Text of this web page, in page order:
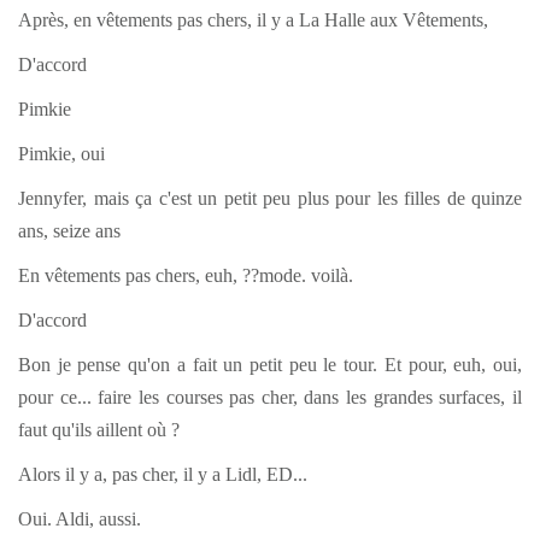
Après, en vêtements pas chers, il y a La Halle aux Vêtements,
D'accord
Pimkie
Pimkie, oui
Jennyfer, mais ça c'est un petit peu plus pour les filles de quinze
ans, seize ans
En vêtements pas chers, euh, ??mode. voilà.
D'accord
Bon je pense qu'on a fait un petit peu le tour. Et pour, euh, oui,
pour ce... faire les courses pas cher, dans les grandes surfaces, il
faut qu'ils aillent où ?
Alors il y a, pas cher, il y a Lidl, ED...
Oui. Aldi, aussi.